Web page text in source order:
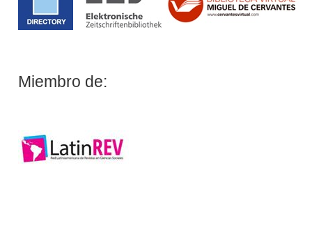
Miembro de: